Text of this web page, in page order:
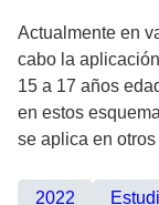
Actualmente en
cabo la
15 a 17 años
en estos
se aplica en otros
2022